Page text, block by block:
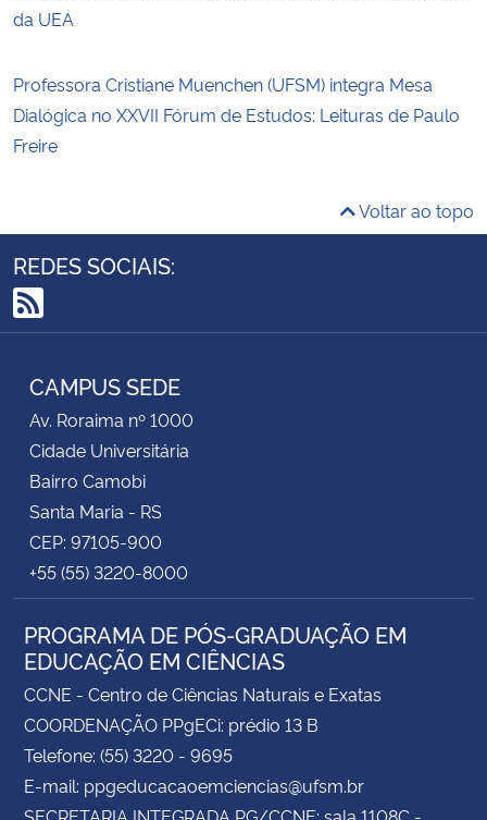
da UEA
Professora Cristiane Muenchen (UFSM) integra Mesa
Dialógica no XXVII Fórum de Estudos: Leituras de Paulo
Freire
Voltar ao topo
REDES SOCIAIS:
RSS
CAMPUS SEDE
Av. Roraima nº 1000
Cidade Universitária
Bairro Camobi
Santa Maria - RS
CEP: 97105-900
+55 (55) 3220-8000
PROGRAMA DE PÓS-GRADUAÇÃO EM
EDUCAÇÃO EM CIÊNCIAS
CCNE - Centro de Ciências Naturais e Exatas
COORDENAÇÃO PPgECi: prédio 13 B
Telefone: (55) 3220 - 9695
E-mail: ppgeducacaoemciencias@ufsm.br
SECRETARIA INTEGRADA PG/CCNE: sala 1108C -